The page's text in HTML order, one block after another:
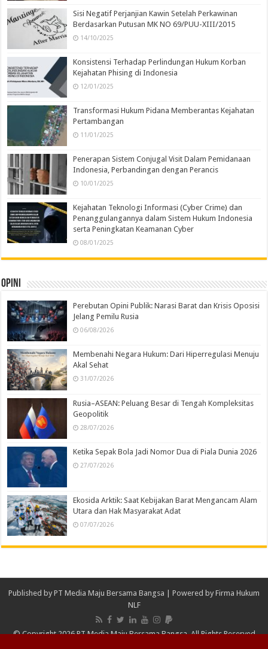
Sisi Negatif Perjanjian Kawin Setelah Perkawinan
Berdasarkan Putusan MK NO 69/PUU-XIII/2015
14/10/2025
Konsistensi Terhadap Perlindungan Hukum Korban
Kejahatan Phising di Indonesia
12/01/2025
Transformasi Hukum Pidana Memberantas Kejahatan
Pertambangan
11/01/2025
Penerapan Sistem Conjugal Visit Dalam Pemidanaan
Indonesia, Perbandingan dengan Perancis
10/01/2025
Kejahatan Teknologi Informasi (Cyber Crime) dan
Penanggulangannya dalam Sistem Hukum Indonesia
serta Peningkatan Keamanan Cyber
08/01/2025
Opini
Perebutan Opini Publik: Narasi Barat dan Krisis Oposisi
Jelang Pemilu Rusia
06/08/2026
Membenahi Negara Hukum: Dari Hiperregulasi Menuju
Akal Sehat
31/07/2026
Rusia–ASEAN: Peluang Besar di Tengah Kompleksitas
Geopolitik
28/07/2026
Ketika Sepak Bola Jadi Nomor Dua di Piala Dunia 2026
27/07/2026
Ekosida Arktik: Saat Kebijakan Barat Mengancam Alam
Utara dan Hak Masyarakat Adat
07/07/2026
Published by PT Media Maju Bersama Bangsa | Powered by Firma Hukum
NLF
© Copyright 2026 PT Media Maju Bersama Bangsa, All Rights Reserved